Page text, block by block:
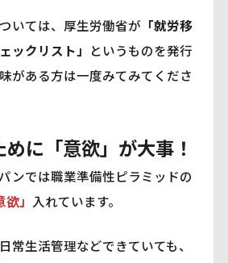
いては、厚生労働省が 「就労移
ックリスト」 というものを発行
がある方は一度みてみてくださ
に「意欲」が大事！
ンでは職業準備性ピラミッドの
欲」 入れています。
常生活管理などできていても、